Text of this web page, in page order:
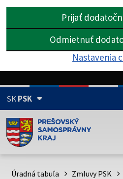
Prijať
Odmietnuť
Nastavenia
SKPSK
Doména psk.sk je oficiálna
Toto je oficiálna webová stránka
psk.sk.
Úradná tabuľa Zmluvy PSK